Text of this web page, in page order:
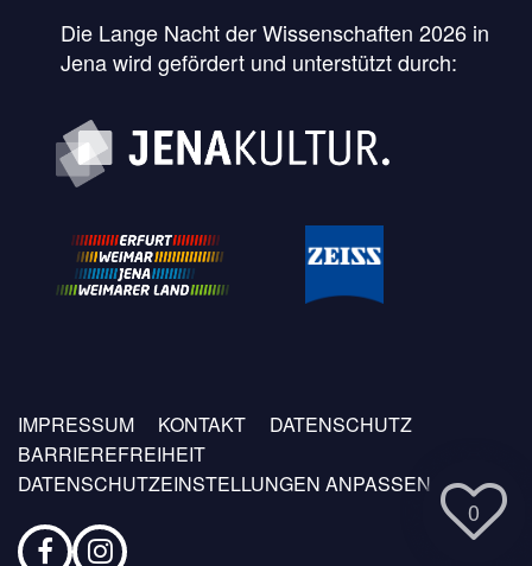
0
Die Lange Nacht der Wissenschaften 2026 in
Jena wird gefördert und unterstützt durch:
Fußzeilen
Menü
IMPRESSUM KONTAKT
DATENSCHUTZ
BARRIEREFREIHEIT
DATENSCHUTZEINSTELLUNGEN ANPASSEN